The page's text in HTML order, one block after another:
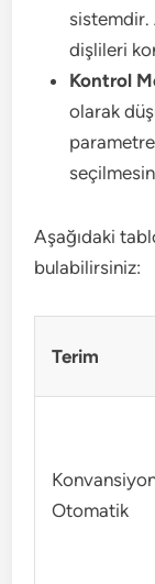
sistemdir.
dişlileri
Kontrol
olarak
Aşağıdaki
bulabilirsiniz:
Terim
Otomatik